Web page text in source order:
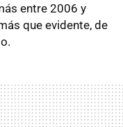
entre 2006 y
que evidente, de